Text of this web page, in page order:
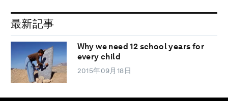
最新記事
Why we need 12 school years for
every child
2015年09月18日